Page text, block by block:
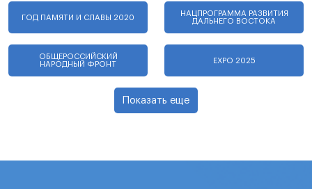
ГОД ПАМЯТИ И СЛАВЫ 2020
НАЦПРОГРАММА РАЗВИТИЯ
ДАЛЬНЕГО ВОСТОКА
ОБЩЕРОССИЙСКИЙ
НАРОДНЫЙ ФРОНТ
EXPO 2025
Показать еще